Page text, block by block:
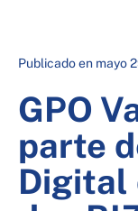
Publicado en mayo
GPO
parte
Digital